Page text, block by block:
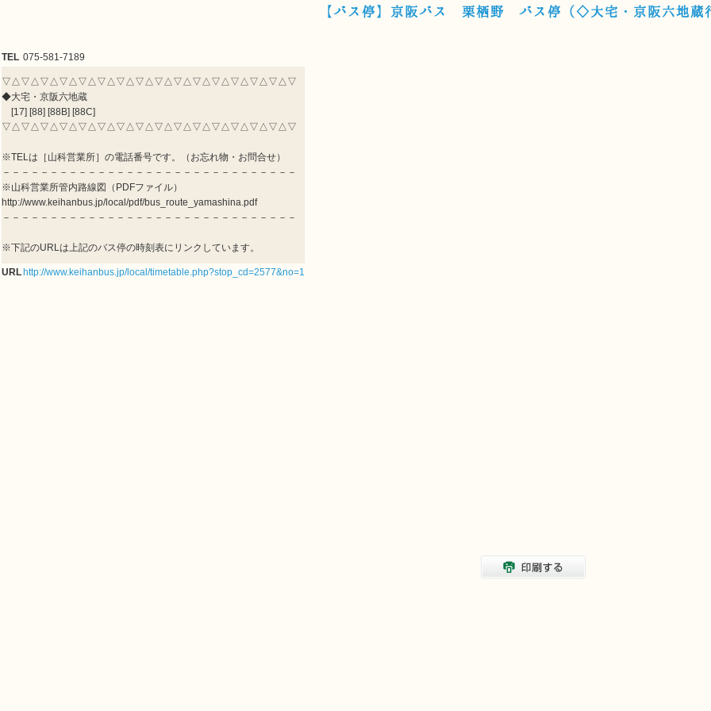
【バス停】京阪バス 栗栖野 バス停（◇大宅・京阪六地蔵
TEL 075-581-7189
▽△▽△▽△▽△▽△▽△▽△▽△▽△▽△▽△▽△▽△▽△▽△▽
◆大宅・京阪六地蔵
[17] [88] [88B] [88C]
▽△▽△▽△▽△▽△▽△▽△▽△▽△▽△▽△▽△▽△▽△▽△▽
※TELは［山科営業所］の電話番号です。（お忘れ物・お問合せ）
－－－－－－－－－－－－－－－－－－－－－－－－－－－－－－－
※山科営業所管内路線図（PDFファイル）
http://www.keihanbus.jp/local/pdf/bus_route_yamashina.pdf
－－－－－－－－－－－－－－－－－－－－－－－－－－－－－－－
※下記のURLは上記のバス停の時刻表にリンクしています。
URL http://www.keihanbus.jp/local/timetable.php?stop_cd=2577&no=1